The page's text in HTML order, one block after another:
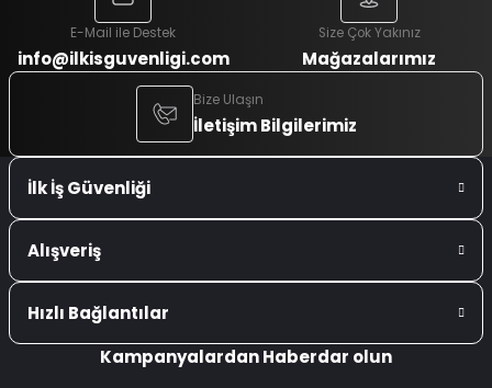
E-Mail ile Destek
info@ilkisguvenligi.com
Size Çok Yakınız
Mağazalarımız
Bize Ulaşın
İletişim Bilgilerimiz
İlk İş Güvenliği
Alışveriş
Hızlı Bağlantılar
Kampanyalardan Haberdar olun